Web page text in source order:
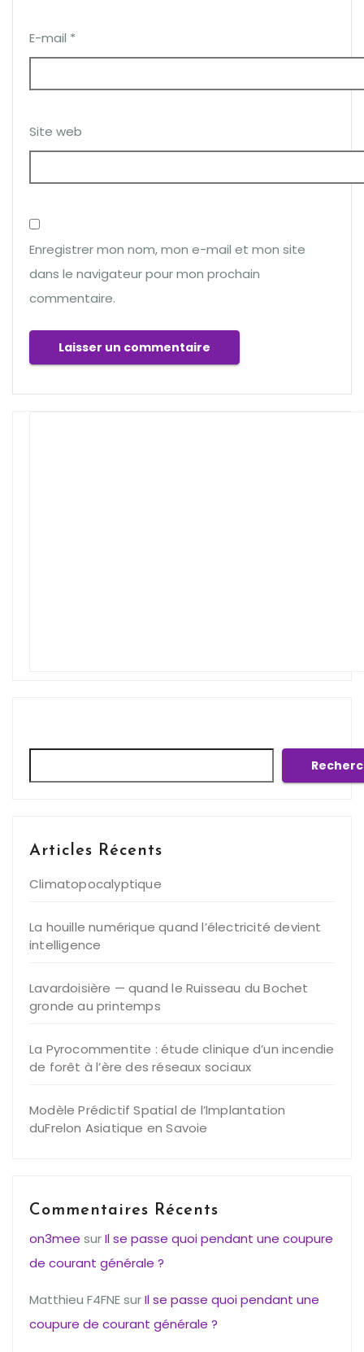
E-mail *
Site web
Enregistrer mon nom, mon e-mail et mon site
dans le navigateur pour mon prochain
commentaire.
Articles Récents
Climatopocalyptique
La houille numérique quand l’électricité devient
intelligence
Lavardoisière — quand le Ruisseau du Bochet
gronde au printemps
La Pyrocommentite : étude clinique d’un incendie
de forêt à l’ère des réseaux sociaux
Modèle Prédictif Spatial de l’Implantation
duFrelon Asiatique en Savoie
Commentaires Récents
on3mee surIl se passe quoi pendant une coupure
de courant générale ?
Matthieu F4FNEsurIl se passe quoi pendant une
coupure de courant générale ?